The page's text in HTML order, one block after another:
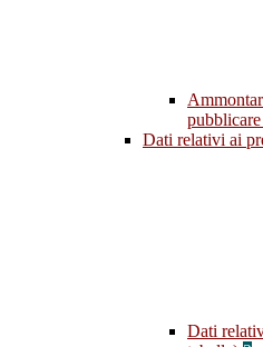
Dati relativi ai
Dati